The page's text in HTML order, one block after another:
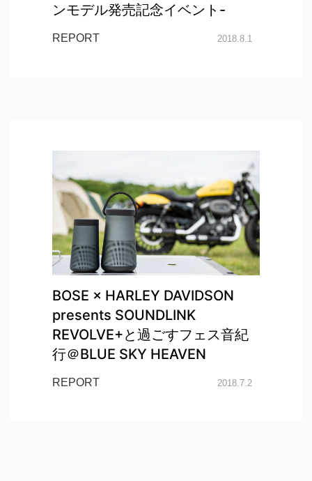
ンモデル発売記念イベント-
REPORT 2018.8.1
BOSE × HARLEY DAVIDSON
presents SOUNDLINK
REVOLVE+と過ごすフェス音紀
行＠BLUE SKY HEAVEN
REPORT 2018.7.2